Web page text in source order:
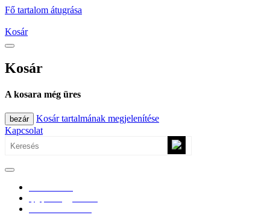
Fő tartalom átugrása
Kosár
Kosár
A kosara még üres
bezár
Kosár tartalmának megjelenítése
Kapcsolat